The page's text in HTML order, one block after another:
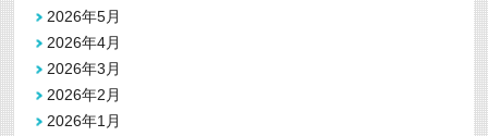
2026年5月
2026年4月
2026年3月
2026年2月
2026年1月